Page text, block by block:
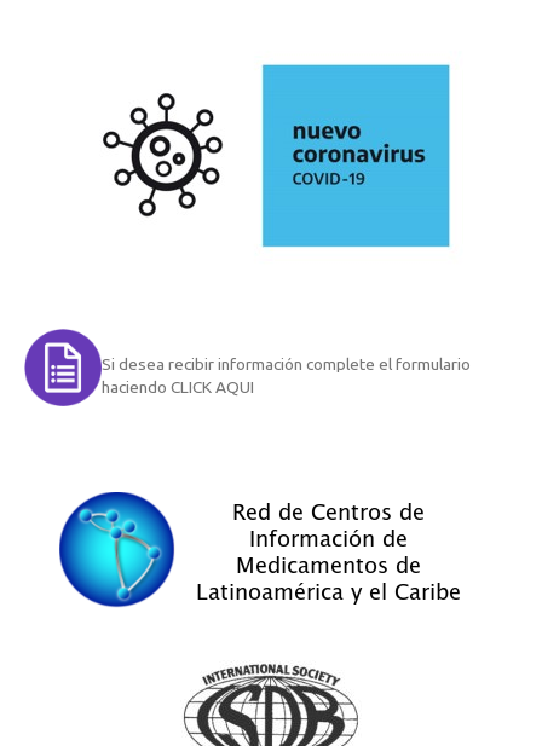
Si desea recibir información complete el formulario
haciendo CLICK AQUI